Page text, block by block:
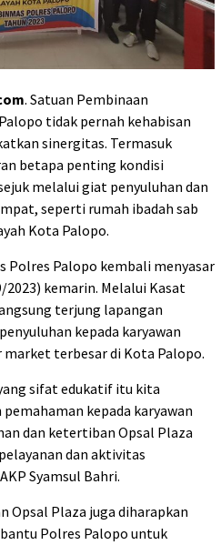
. Satuan Pembinaan
tidak pernah kehabisan
sinergitas. Termasuk
betapa penting kondisi
melalui giat penyuluhan dan
seperti rumah ibadah sab
Kota Palopo.
Polres Palopo kembali menyasar
kemarin. Melalui Kasat
terjung lapangan
kepada karyawan
market terbesar di Kota Palopo.
sifat edukatif itu kita
kepada karyawan
dan ketertiban Opsal Plaza
dan aktivitas
Syamsul Bahri.
Opsal Plaza juga diharapkan
Polres Palopo untuk